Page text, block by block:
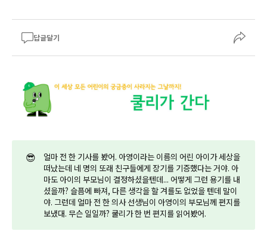
답글달기
😎
얼마 전 한 기사를 봤어. 아영이라는 이름의 어린 아이가 세상을
떠났는데 네 명의 또래 친구들에게 장기를 기증했다는 거야. 아
마도 아이의 부모님이 결정하셨을텐데... 어떻게 그런 용기를 내
셨을까? 슬픔에 빠져, 다른 생각을 할 겨를도 없었을 텐데 말이
야. 그런데 얼마 전 한 의사 선생님이 아영이의 부모님께 편지를
보냈대. 무슨 일일까? 쿨리가 한 번 편지를 읽어봤어.